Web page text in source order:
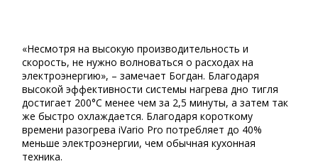
«Несмотря на высокую производительность и
скорость, не нужно волноваться о расходах на
электроэнергию», – замечает Богдан. Благодаря
высокой эффективности системы нагрева дно тигля
достигает 200°C менее чем за 2,5 минуты, а затем так
же быстро охлаждается. Благодаря короткому
времени разогрева iVario Pro потребляет до 40%
меньше электроэнергии, чем обычная кухонная
техника.